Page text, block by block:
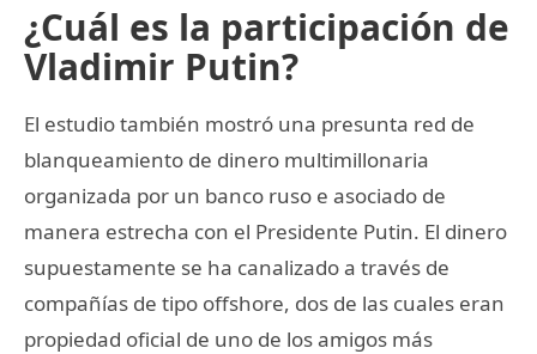
¿Cuál es la participación de
Vladimir Putin?
El estudio también mostró una presunta red de
blanqueamiento de dinero multimillonaria
organizada por un banco ruso e asociado de
manera estrecha con el Presidente Putin. El dinero
supuestamente se ha canalizado a través de
compañías de tipo offshore, dos de las cuales eran
propiedad oficial de uno de los amigos más